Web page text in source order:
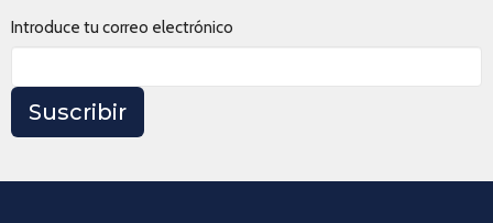
Introduce tu correo electrónico
Suscribir